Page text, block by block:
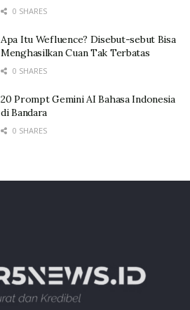
0 SHARES
Apa Itu Wefluence? Disebut-sebut Bisa
Menghasilkan Cuan Tak Terbatas
0 SHARES
20 Prompt Gemini AI Bahasa Indonesia
di Bandara
0 SHARES